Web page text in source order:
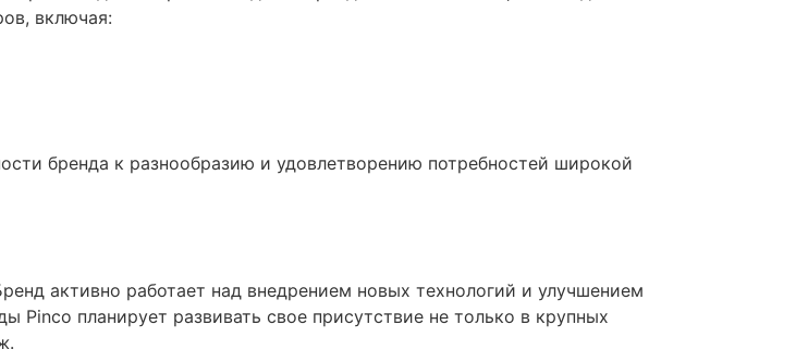
включая:
бренда к разнообразию и удовлетворению потребностей широкой
активно работает над внедрением новых технологий и улучшением
Pinco планирует развивать свое присутствие не только в крупных